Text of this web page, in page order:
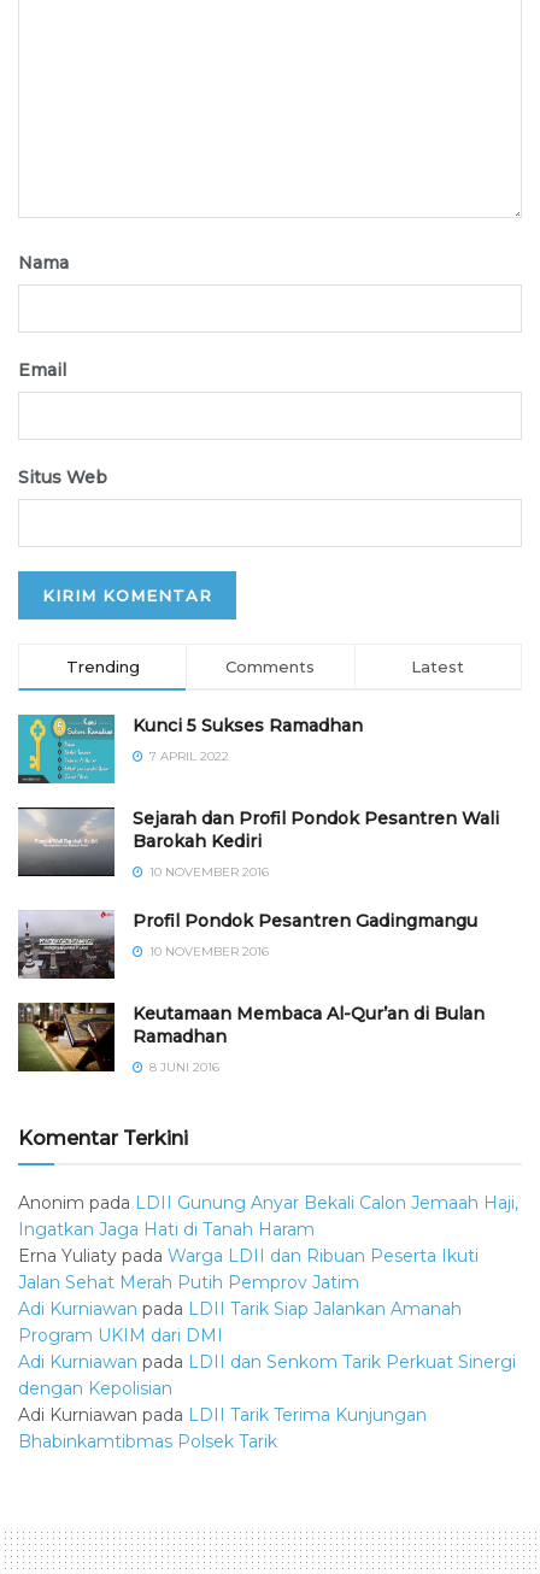
Nama
Email
Situs Web
Trending Comments Latest
Kunci 5 Sukses Ramadhan
7 APRIL 2022
Sejarah dan Profil Pondok Pesantren Wali
Barokah Kediri
10 NOVEMBER 2016
⁠⁠⁠Profil Pondok Pesantren Gadingmangu
10 NOVEMBER 2016
Keutamaan Membaca Al-Qur’an di Bulan
Ramadhan
8 JUNI 2016
Komentar Terkini
Anonim pada LDII Gunung Anyar Bekali Calon Jemaah Haji,
Ingatkan Jaga Hati di Tanah Haram
Erna Yuliaty pada Warga LDII dan Ribuan Peserta Ikuti
Jalan Sehat Merah Putih Pemprov Jatim
Adi Kurniawan pada LDII Tarik Siap Jalankan Amanah
Program UKIM dari DMI
Adi Kurniawan pada LDII dan Senkom Tarik Perkuat Sinergi
dengan Kepolisian
Adi Kurniawan pada LDII Tarik Terima Kunjungan
Bhabinkamtibmas Polsek Tarik